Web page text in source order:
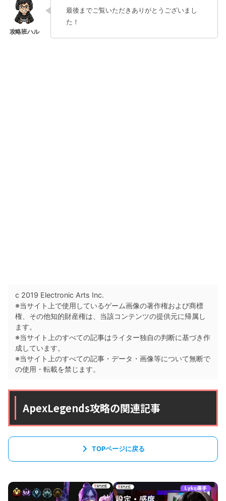
最後までご覧いただきありがとうございまし
た！
c 2019 Electronic Arts Inc.
※当サイト上で使用しているゲーム画像の著作権および商標
権、その他知的財産権は、当該コンテンツの提供元に帰属し
ます。
※当サイト上のすべての記事はライター独自の判断に基づき作
成しています。
※当サイト上のすべての記事・データ・画像等について無断で
の使用・転載を禁じます。
ApexLegends攻略の関連記事
TOPページに戻る